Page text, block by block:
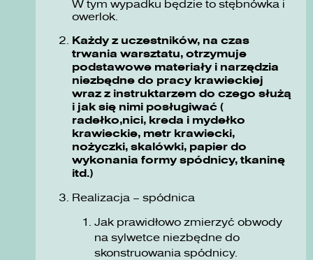
W tym wypadku będzie to stębnówka i
owerlok.
Każdy z uczestników, na czas
trwania warsztatu, otrzymuje
podstawowe materiały i narzędzia
niezbędne do pracy krawieckiej
wraz z instruktarzem do czego służą
i jak się nimi posługiwać (
radełko,nici, kreda i mydełko
krawieckie, metr krawiecki,
nożyczki, skalówki, papier do
wykonania formy spódnicy, tkaninę
itd.)
Realizacja – spódnica
Jak prawidłowo zmierzyć obwody
na sylwetce niezbędne do
skonstruowania spódnicy.